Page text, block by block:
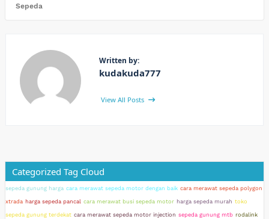
Sepeda
Written by:
kudakuda777
View All Posts
Categorized Tag Cloud
sepeda gunung harga cara merawat sepeda motor dengan baik cara merawat sepeda polygon
xtrada harga sepeda pancal cara merawat busi sepeda motor harga sepeda murah toko
sepeda gunung terdekat cara merawat sepeda motor injection sepeda gunung mtb rodalink